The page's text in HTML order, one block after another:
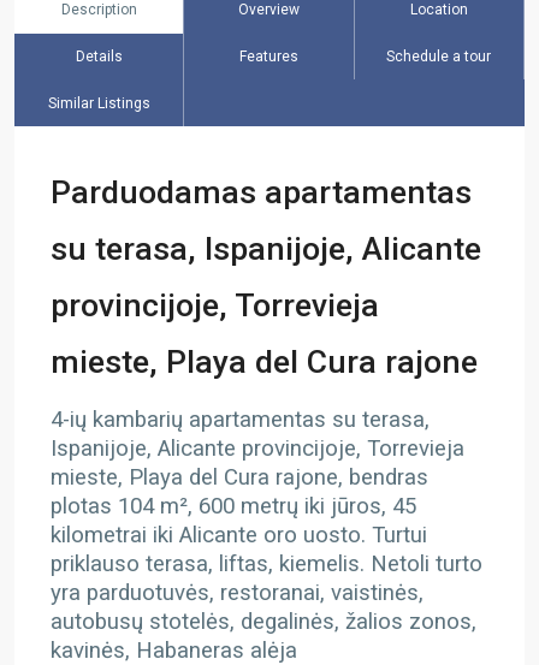
Description Overview Location
Details Features Schedule a tour
Similar Listings
Parduodamas apartamentas
su terasa, Ispanijoje, Alicante
provincijoje, Torrevieja
mieste, Playa del Cura rajone
4-ių kambarių apartamentas su terasa,
Ispanijoje, Alicante provincijoje, Torrevieja
mieste, Playa del Cura rajone, bendras
plotas 104 m², 600 metrų iki jūros, 45
kilometrai iki Alicante oro uosto. Turtui
priklauso terasa, liftas, kiemelis. Netoli turto
yra parduotuvės, restoranai, vaistinės,
autobusų stotelės, degalinės, žalios zonos,
kavinės, Habaneras alėja